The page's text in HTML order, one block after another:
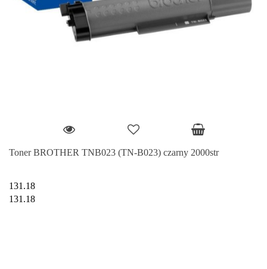
Toner BROTHER TNB023 (TN-B023) czarny 2000str
131.18
131.18